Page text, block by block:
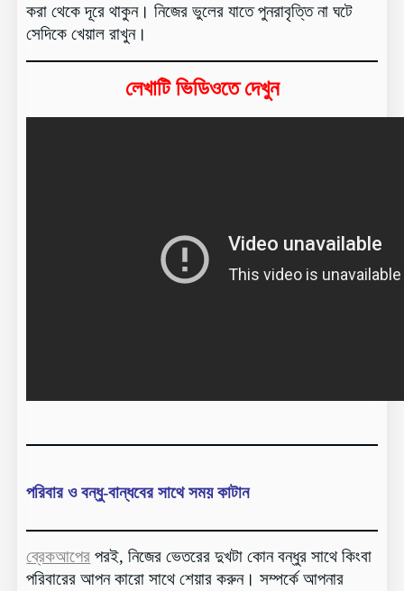
করা থেকে দূরে থাকুন। নিজের ভুলের যাতে পুনরাবৃত্তি না ঘটে
সেদিকে খেয়াল রাখুন।
লেখাটি ভিডিওতে দেখুন
পরিবার ও বন্ধু-বান্ধবের সাথে সময় কাটান
ব্রেকআপের পরই, নিজের ভেতরের দুখটা কোন বন্ধুর সাথে কিংবা
পরিবারের আপন কারো সাথে শেয়ার করুন। সম্পর্কে আপনার